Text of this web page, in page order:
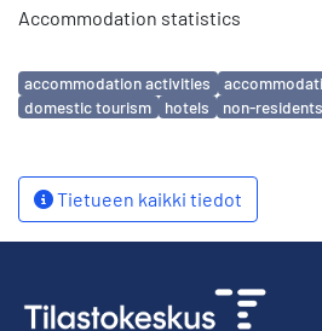
Accommodation statistics
Avainsanat
accommodation activities
domestic tourism
hotels non-residents
Tietueen kaikki tiedot